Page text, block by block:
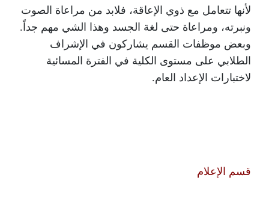
لأنها تتعامل مع ذوي الإعاقة، فلابد من مراعاة الصوت
ونبرته، ومراعاة حتى لغة الجسد وهذا الشي مهم جداً.
وبعض موظفات القسم يشاركون في الإشراف
الطلابي على مستوى الكلية في الفترة المسائية
لاختبارات الإعداد العام.
قسم الإعلام